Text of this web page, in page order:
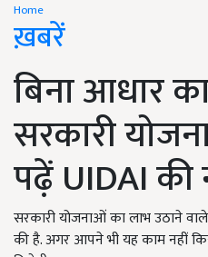
Home
ख़बरें
बिना आधार
सरकारी
पढ़ें UIDAI की
सरकारी योजनाओं का लाभ उठाने
की है. अगर आपने भी यह काम नहीं